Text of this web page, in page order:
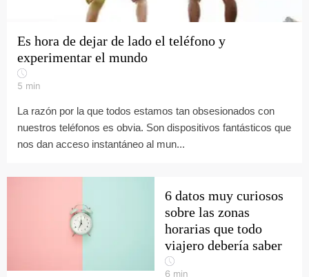
Es hora de dejar de lado el teléfono y
experimentar el mundo
5 min
La razón por la que todos estamos tan obsesionados con
nuestros teléfonos es obvia. Son dispositivos fantásticos que
nos dan acceso instantáneo al mun...
6 datos muy curiosos
sobre las zonas
horarias que todo
viajero debería saber
6 min